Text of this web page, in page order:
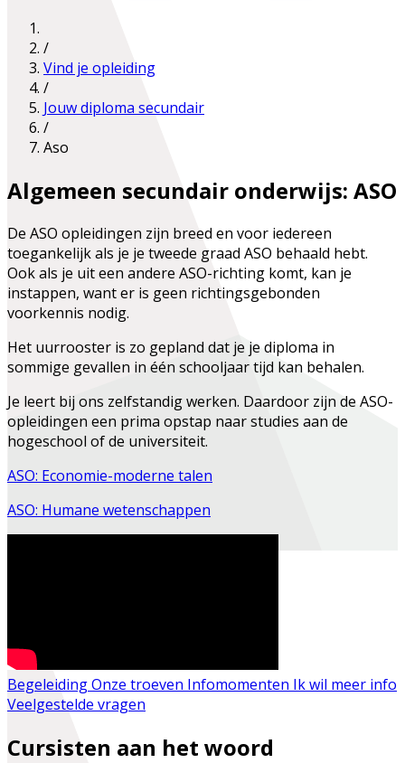
/
Vind je opleiding
/
Jouw diploma secundair
/
Aso
Algemeen secundair onderwijs: ASO
De ASO opleidingen zijn breed en voor iedereen
toegankelijk als je je tweede graad ASO behaald hebt.
Ook als je uit een andere ASO-richting komt, kan je
instappen, want er is geen richtingsgebonden
voorkennis nodig.
Het uurrooster is zo gepland dat je je diploma in
sommige gevallen in één schooljaar tijd kan behalen.
Je leert bij ons zelfstandig werken. Daardoor zijn de ASO-
opleidingen een prima opstap naar studies aan de
hogeschool of de universiteit.
ASO: Economie-moderne talen
ASO: Humane wetenschappen
BegeleidingOnze troeven Infomomenten Ik wil meer info
Veelgestelde vragen
Cursisten aan het woord